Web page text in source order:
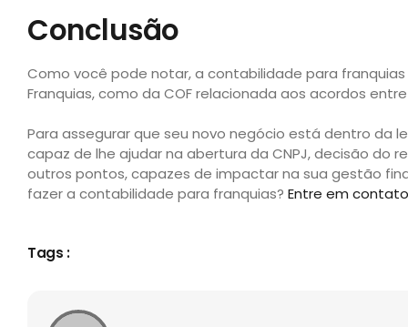
Conclusão
Como você pode notar, a contabilidade para
Franquias, como da COF relacionada aos acordos
Para assegurar que seu novo negócio está dentro da
capaz de lhe ajudar na abertura da CNPJ, decisão
outros pontos, capazes de impactar na sua gestão
fazer a contabilidade para franquias? Entre em
Tags :